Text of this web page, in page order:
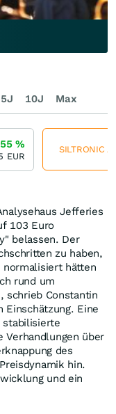
Jefferies
103 Euro
belassen. Der
zu haben,
normalisiert hätten
rund um
schrieb Constantin
Einschätzung. Eine
stabilisierte
Verhandlungen über
des
hin.
und ein
5J 10J Max
%
EUR
SILTRONIC